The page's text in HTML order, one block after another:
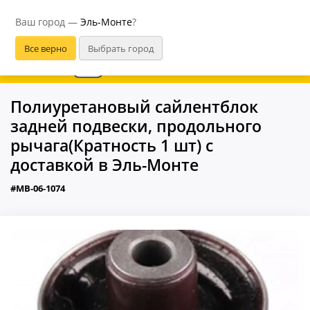
Ваш город — Эль-Монте?
В приложении удобнее
Полиуретановый сайлентблок
задней подвески, продольного
рычага(Кратность 1 шт) с
доставкой в Эль-Монте
#MB-06-1074